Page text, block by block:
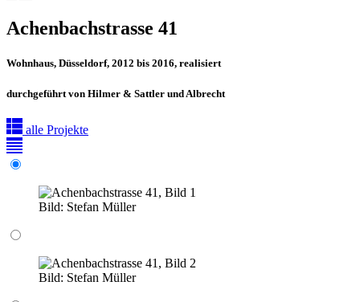
Achenbachstrasse 41
Wohnhaus, Düsseldorf, 2012 bis 2016, realisiert
durchgeführt von Hilmer & Sattler und Albrecht
alle Projekte
Bild: Stefan Müller
Bild: Stefan Müller